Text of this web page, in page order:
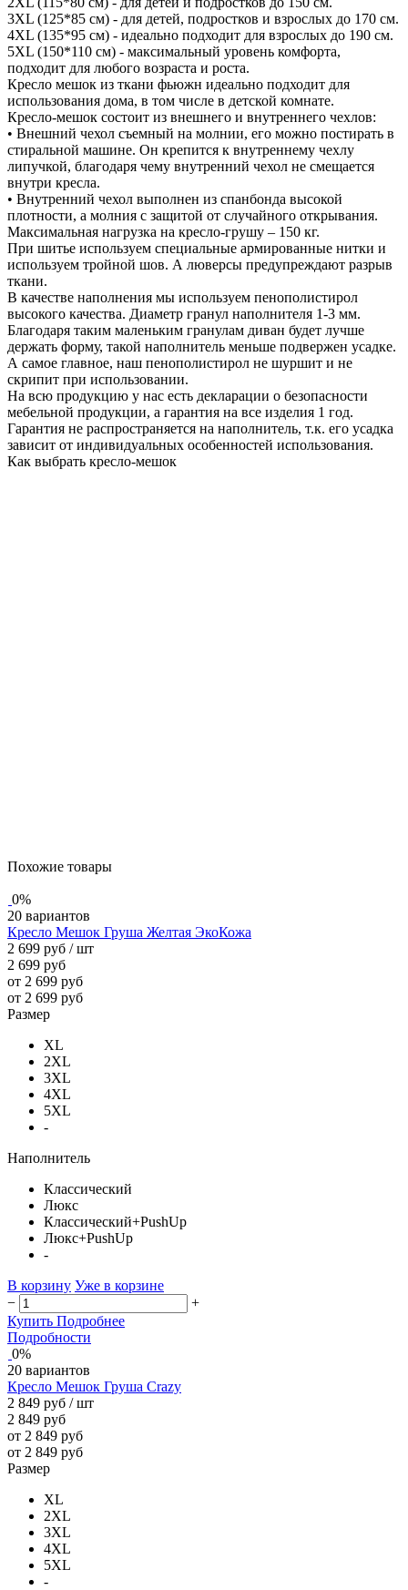
3XL (125*85 см) - для детей, подростков и взрослых до 170 см.
4XL (135*95 см) - идеально подходит для взрослых до 190 см.
5XL (150*110 см) - максимальный уровень комфорта,
подходит для любого возраста и роста.
Кресло мешок из ткани фьюжн идеально подходит для
использования дома, в том числе в детской комнате.
Кресло-мешок состоит из внешнего и внутреннего чехлов:
• Внешний чехол съемный на молнии, его можно постирать в
стиральной машине. Он крепится к внутреннему чехлу
липучкой, благодаря чему внутренний чехол не смещается
внутри кресла.
• Внутренний чехол выполнен из спанбонда высокой
плотности, а молния с защитой от случайного открывания.
Максимальная нагрузка на кресло-грушу – 150 кг.
При шитье используем специальные армированные нитки и
используем тройной шов. А люверсы предупреждают разрыв
ткани.
В качестве наполнения мы используем пенополистирол
высокого качества. Диаметр гранул наполнителя 1-3 мм.
Благодаря таким маленьким гранулам диван будет лучше
держать форму, такой наполнитель меньше подвержен усадке.
А самое главное, наш пенополистирол не шуршит и не
скрипит при использовании.
На всю продукцию у нас есть декларации о безопасности
мебельной продукции, а гарантия на все изделия 1 год.
Гарантия не распространяется на наполнитель, т.к. его усадка
зависит от индивидуальных особенностей использования.
Как выбрать кресло-мешок
Похожие товары
0%
20 вариантов
Кресло Мешок Груша Желтая ЭкоКожа
2 699 руб / шт
2 699 руб
от 2 699 руб
от 2 699 руб
Размер
XL
2XL
3XL
4XL
5XL
-
Наполнитель
Классический
Люкс
Классический+PushUp
Люкс+PushUp
-
В корзину Уже в корзине
−
+
Купить Подробнее
Подробности
0%
20 вариантов
Кресло Мешок Груша Crazy
2 849 руб / шт
2 849 руб
от 2 849 руб
от 2 849 руб
Размер
XL
2XL
3XL
4XL
5XL
-